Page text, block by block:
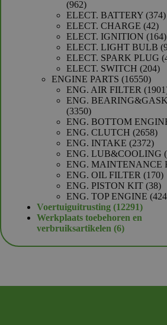
962962
producten
ELECT. BATTERY 374
ELECT. CHARGE 4242
ELECT. IGNITION 164
ELECT. LIGHT BULB
ELECT. SPARK PLUG
ELECT. SWITCH 204204
ENGINE PARTS 1655016550
ENG. AIR FILTER 1901
ENG.
33503350
producten
ENG. BOTTOM
ENG. CLUTCH 2658
ENG. INTAKE 23722372
ENG. LUB&COOLING
ENG. MAINTENANCE
ENG. OIL FILTER 170
ENG. PISTON KIT 3838
ENG. TOP ENGINE
Voertuiguitrusting 1229112291
Werkplaats toebehoren en
verbruiksartikelen 66